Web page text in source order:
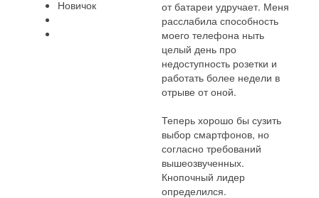
Новичок
от батареи удручает. Меня
расслабила способность
моего телефона ныть
целый день про
недоступность розетки и
работать более недели в
отрыве от оной.
Теперь хорошо бы сузить
выбор смартфонов, но
согласно требований
вышеозвученных.
Кнопочный лидер
определился.